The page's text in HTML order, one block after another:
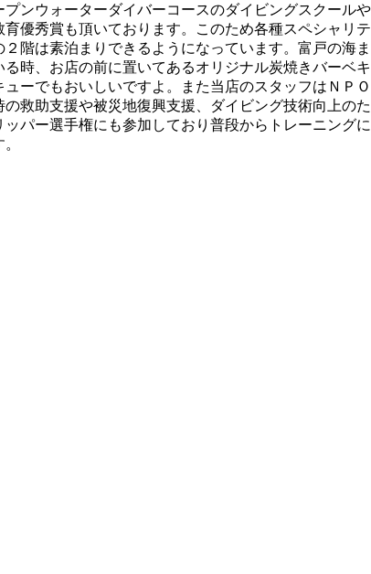
ンウォーターダイバーコースのダイビングスクールや
優秀賞も頂いております。このため各種スペシャリテ
階は素泊まりできるようになっています。富戸の海ま
時、お店の前に置いてあるオリジナル炭焼きバーベキ
ーでもおいしいですよ。また当店のスタッフはＮＰＯ
救助支援や被災地復興支援、ダイビング技術向上のた
パー選手権にも参加しており普段からトレーニングに